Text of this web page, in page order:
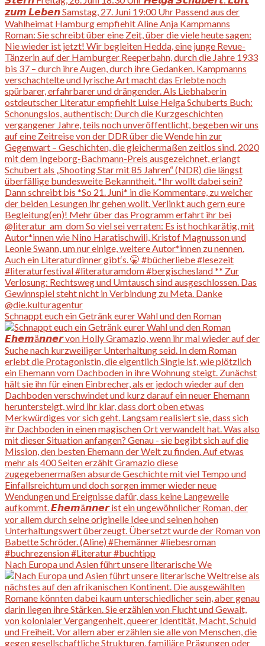
Schnappt euch ein Getränk eurer Wahl und den Roman
Nach Europa und Asien führt unsere literarische We